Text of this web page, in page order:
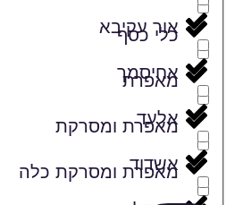
כלי כסף
מאפרת
מאפרת ומסרקת
מאפרת ומסרקת כלה
אור עקיבא
אחיסמך
אלעד
אשדוד